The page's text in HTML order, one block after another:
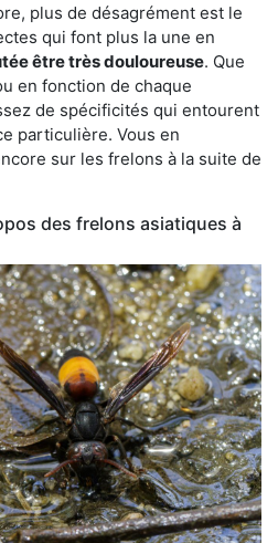
plus de désagrément est le
qui font plus la une en
être très douloureuse. Que
en fonction de chaque
de spécificités qui entourent
particulière. Vous en
sur les frelons à la suite de
des frelons asiatiques à